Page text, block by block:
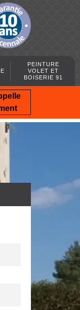
PEINTURE
VOLET ET
BOISERIE 91